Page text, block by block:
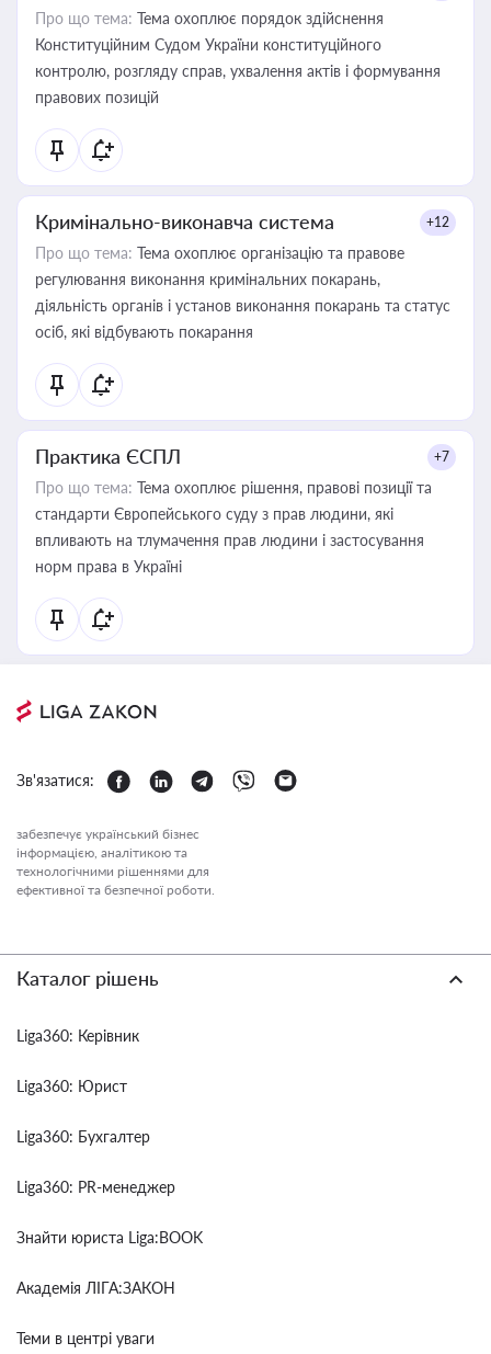
Про що тема: Тема охоплює порядок здійснення
Конституційним Судом України конституційного
контролю, розгляду справ, ухвалення актів і формування
правових позицій
Кримінально-виконавча система +12
Про що тема: Тема охоплює організацію та правове
регулювання виконання кримінальних покарань,
діяльність органів і установ виконання покарань та статус
осіб, які відбувають покарання
Практика ЄСПЛ +7
Про що тема: Тема охоплює рішення, правові позиції та
стандарти Європейського суду з прав людини, які
впливають на тлумачення прав людини і застосування
норм права в Україні
Зв'язатися:
забезпечує український бізнес
інформацією, аналітикою та
технологічними рішеннями для
ефективної та безпечної роботи.
Каталог рішень
Liga360: Керівник
Liga360: Юрист
Liga360: Бухгалтер
Liga360: PR-менеджер
Знайти юриста Liga:BOOK
Академія ЛІГА:ЗАКОН
Теми в центрі уваги